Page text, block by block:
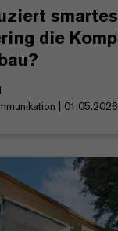
smartes
die
| 01.05.2026